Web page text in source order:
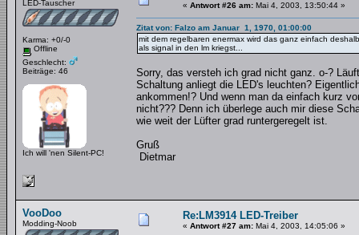
LED-Tauscher
Karma: +0/-0
Offline
Geschlecht:
Beiträge: 46
Ich will 'nen Silent-PC!
« Antwort #26 am: Mai 4, 2003, 13:50:44 »
Zitat von: Falzo am Januar 1, 1970, 01:00:00
mit dem regelbaren enermax wird das ganz einfach
als signal in den lm kriegst...
Sorry, das versteh ich grad nicht ganz. o-?
Schaltung anliegt die LED's leuchten?
ankommen!? Und wenn man da einfach kurz
nicht??? Denn ich überlege auch mir diese
wie weit der Lüfter grad runtergeregelt ist.
Gruß
Dietmar
VooDoo
Modding-Noob
Re:LM3914 LED-Treiber
« Antwort #27 am: Mai 4, 2003, 14:05:06 »